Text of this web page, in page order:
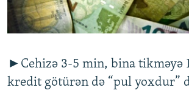
KARIKATURA
İSLAM VƏ DEMOKRATIYA
İZ - MƏDƏNIYYƏT PROQRAMI
PEŞƏ ETIKASI VƏ JURNALISTIKA
MATERIALLARIMIZDAN ISTIFADƏ
►Cehizə 3-5 min, bina tikməyə
kredit götürən də “pul yoxdur”